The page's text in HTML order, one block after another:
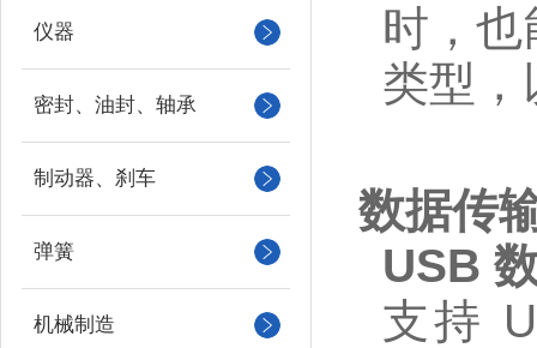
仪器
密封、油封、轴承
制动器、刹车
弹簧
机械制造
时，
类型，
数据传
USB
支持